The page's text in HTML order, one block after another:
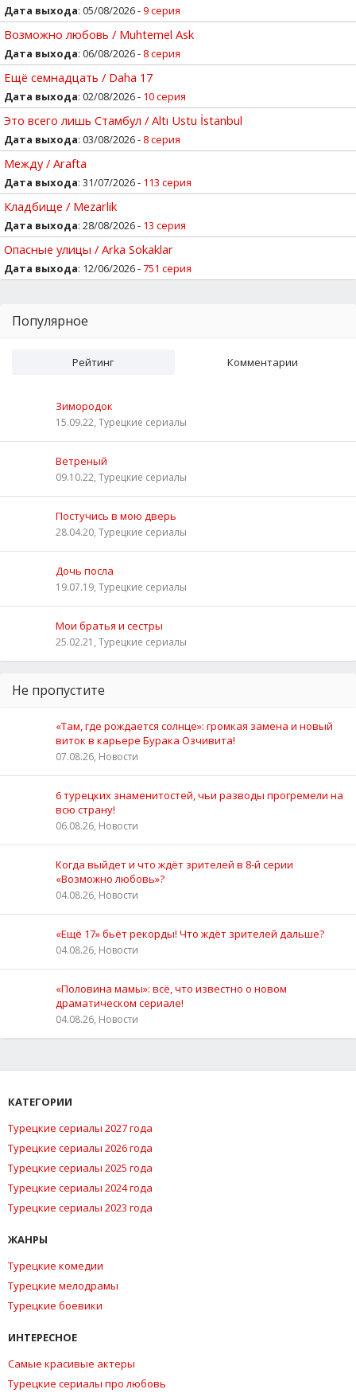
Дата выхода: 05/08/2026 -9 серия
Возможно любовь / Muhtemel Ask
Дата выхода: 06/08/2026 - 8 серия
Ещё семнадцать / Daha 17
Дата выхода: 02/08/2026 - 10 серия
Это всего лишь Стамбул / Altı Ustu İstanbul
Дата выхода: 03/08/2026 - 8 серия
Между / Arafta
Дата выхода: 31/07/2026 - 113 серия
Кладбище / Mezarlik
Дата выхода: 28/08/2026 - 13 серия
Опасные улицы / Arka Sokaklar
Дата выхода: 12/06/2026 -751 серия
Популярное
Рейтинг Комментарии
Зимородок
15.09.22, Турецкие сериалы
Ветреный
09.10.22, Турецкие сериалы
Постучись в мою дверь
28.04.20, Турецкие сериалы
Дочь посла
19.07.19, Турецкие сериалы
Мои братья и сестры
25.02.21, Турецкие сериалы
Не пропустите
«Там, где рождается солнце»: громкая замена и новый
виток в карьере Бурака Озчивита!
07.08.26, Новости
6 турецких знаменитостей, чьи разводы прогремели на
всю страну!
06.08.26, Новости
Когда выйдет и что ждёт зрителей в 8-й серии
«Возможно любовь»?
04.08.26, Новости
«Ещё 17» бьёт рекорды! Что ждёт зрителей дальше?
04.08.26, Новости
«Половина мамы»: всё, что известно о новом
драматическом сериале!
04.08.26, Новости
КАТЕГОРИИ
Турецкие сериалы 2027 года
Турецкие сериалы 2026 года
Турецкие сериалы 2025 года
Турецкие сериалы 2024 года
Турецкие сериалы 2023 года
ЖАНРЫ
Турецкие комедии
Турецкие мелодрамы
Турецкие боевики
ИНТЕРЕСНОЕ
Самые красивые актеры
Турецкие сериалы про любовь